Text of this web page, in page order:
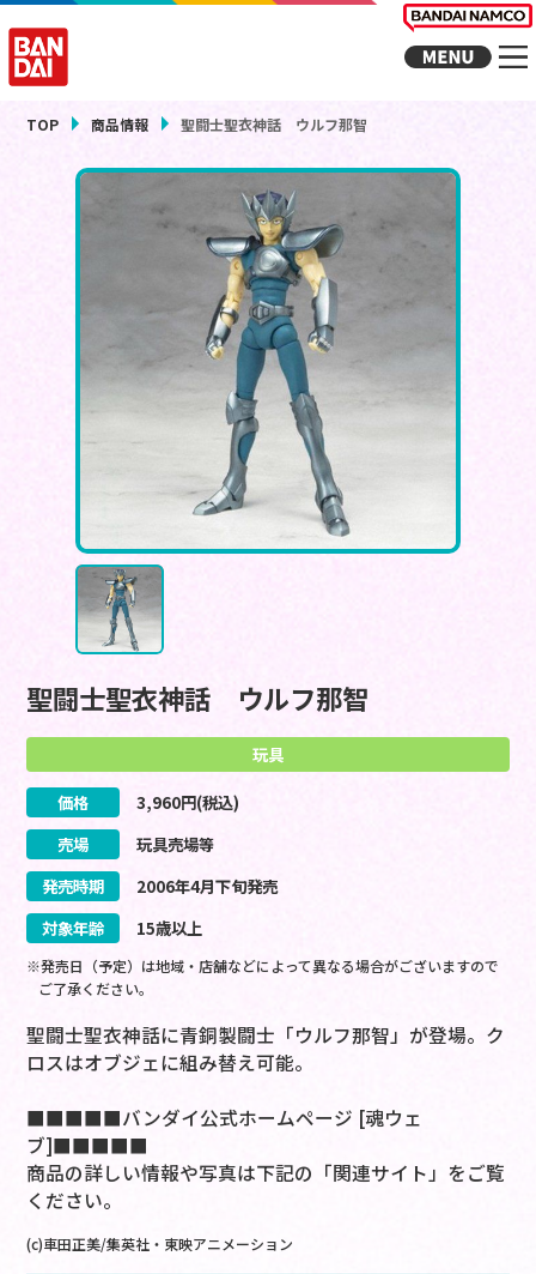
TOP 商品情報 聖闘士聖衣神話 ウルフ那智
聖闘士聖衣神話 ウルフ那智
玩具
価格 3,960円(税込)
売場
玩具売場等
発売時期
2006年4月下旬発売
対象年齢
15歳以上
※発売日（予定）は地域・店舗などによって異なる場合がございますので
ご了承ください。
聖闘士聖衣神話に青銅製闘士「ウルフ那智」が登場。ク
ロスはオブジェに組み替え可能。
■■■■■バンダイ公式ホームページ [魂ウェ
ブ]■■■■■
商品の詳しい情報や写真は下記の「関連サイト」をご覧
ください。
(c)車田正美/集英社・東映アニメーション